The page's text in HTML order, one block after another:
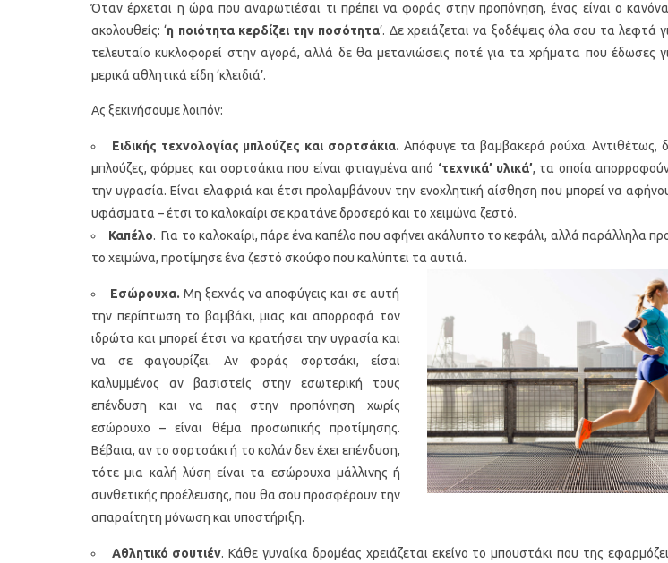
Όταν έρχεται η ώρα που αναρωτιέσαι τι πρέπει να φοράς στην προπόνηση, ένας είναι ο
ακολουθείς: ‘η ποιότητα κερδίζει την ποσότητα’. Δε χρειάζεται να ξοδέψεις όλα σου τα λεφτά
τελευταίο κυκλοφορεί στην αγορά, αλλά δε θα μετανιώσεις ποτέ για τα χρήματα που έδωσες
μερικά αθλητικά είδη ‘κλειδιά’.
Ας ξεκινήσουμε λοιπόν:
Ειδικής τεχνολογίας μπλούζες και σορτσάκια. Απόφυγε τα βαμβακερά ρούχα. Αντιθέτως,
μπλούζες, φόρμες και σορτσάκια που είναι φτιαγμένα από ‘τεχνικά’ υλικά’, τα οποία
την υγρασία. Είναι ελαφριά και έτσι προλαμβάνουν την ενοχλητική αίσθηση που μπορεί να
υφάσματα – έτσι το καλοκαίρι σε κρατάνε δροσερό και το χειμώνα ζεστό.
Καπέλο. Για το καλοκαίρι, πάρε ένα καπέλο που αφήνει ακάλυπτο το κεφάλι, αλλά παράλληλα
το χειμώνα, προτίμησε ένα ζεστό σκούφο που καλύπτει τα αυτιά.
Εσώρουχα. Μη ξεχνάς να αποφύγεις και σε αυτή
την περίπτωση το βαμβάκι, μιας και απορροφά τον
ιδρώτα και μπορεί έτσι να κρατήσει την υγρασία και
να σε φαγουρίζει. Αν φοράς σορτσάκι, είσαι
καλυμμένος αν βασιστείς στην εσωτερική τους
επένδυση και να πας στην προπόνηση χωρίς
εσώρουχο – είναι θέμα προσωπικής προτίμησης.
Βέβαια, αν το σορτσάκι ή το κολάν δεν έχει επένδυση,
τότε μια καλή λύση είναι τα εσώρουχα μάλλινης ή
συνθετικής προέλευσης, που θα σου προσφέρουν την
απαραίτητη μόνωση και υποστήριξη.
Αθλητικό σουτιέν. Κάθε γυναίκα δρομέας χρειάζεται εκείνο το μπουστάκι που της
Υγιεινό κέικ λεμονιού με
Οι 4 πιο λαχταριστές βελουτέ